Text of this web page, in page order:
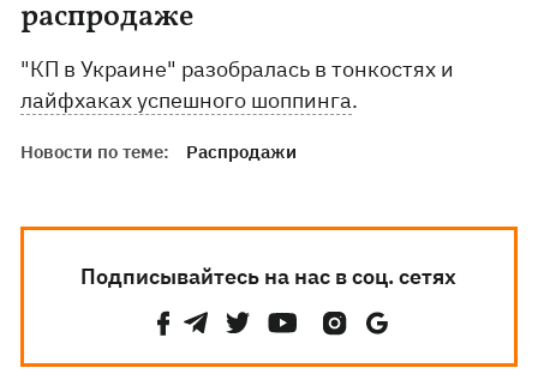
распродаже
"КП в Украине" разобралась в тонкостях и
лайфхаках успешного шоппинга.
Новости по теме: Распродажи
Подписывайтесь на нас в соц. сетях